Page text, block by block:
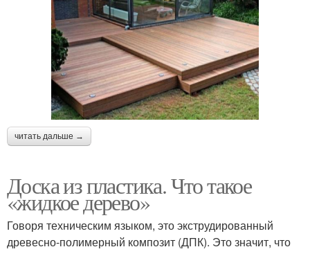
читать дальше →
Доска из пластика. Что такое
«жидкое дерево»
Говоря техническим языком, это экструдированный
древесно-полимерный композит (ДПК). Это значит, что